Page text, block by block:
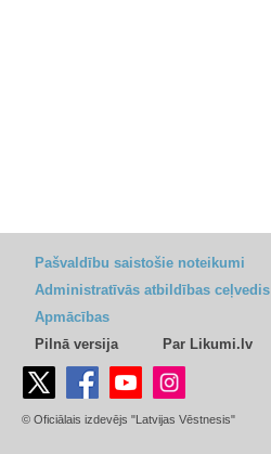
Pašvaldību saistošie noteikumi
Administratīvās atbildības ceļvedis
Apmācības
Pilnā versija
Par Likumi.lv
© Oficiālais izdevējs "Latvijas Vēstnesis"